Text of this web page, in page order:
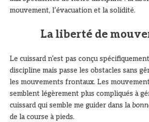
mouvement, l’évacuation et la solidité.
La liberté de
Le cuissard n’est pas conçu
discipline mais passe les obstacles sans
les mouvements frontaux. Les
semblent légèrement plus compliqués à
cuissard qui semble me guider dans la
de la course à pieds.